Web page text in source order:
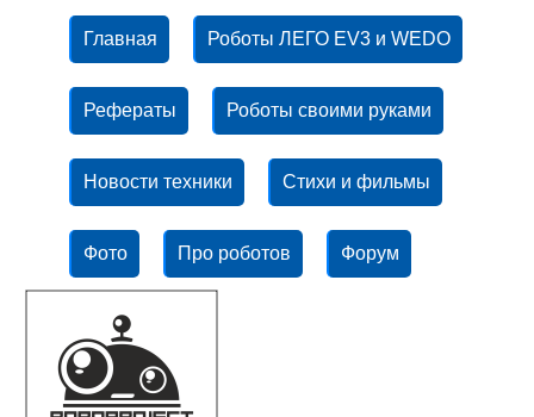
Главная Роботы ЛЕГО EV3 и WEDO
Рефераты Роботы своими руками
Новости техники Стихи и фильмы
Фото Про роботов Форум